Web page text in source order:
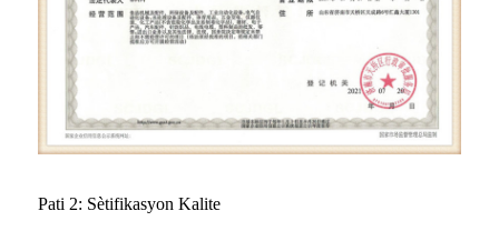
Pati 2: Sètifikasyon Kalite